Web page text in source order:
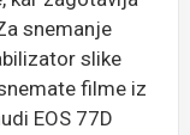
snemanje
slike
filme iz
EOS 77D